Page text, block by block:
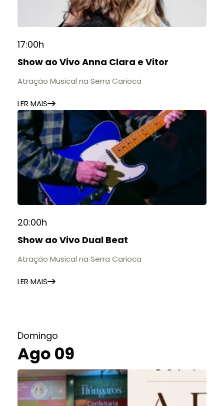
17:00h
Show ao Vivo Anna Clara e Vitor
Atração Musical na Serra Carioca
LER MAIS
20:00h
Show ao Vivo Dual Beat
Atração Musical na Serra Carioca
LER MAIS
Domingo
Ago 09